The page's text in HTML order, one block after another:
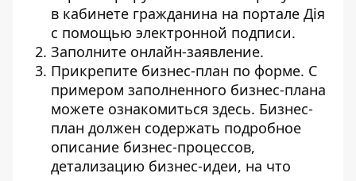
в кабинете гражданина на портале Дія
с помощью электронной подписи.
Заполните онлайн-заявление.
Прикрепите бизнес-план по форме. С
примером заполненного бизнес-плана
можете ознакомиться здесь. Бизнес-
план должен содержать подробное
описание бизнес-процессов,
детализацию бизнес-идеи, на что